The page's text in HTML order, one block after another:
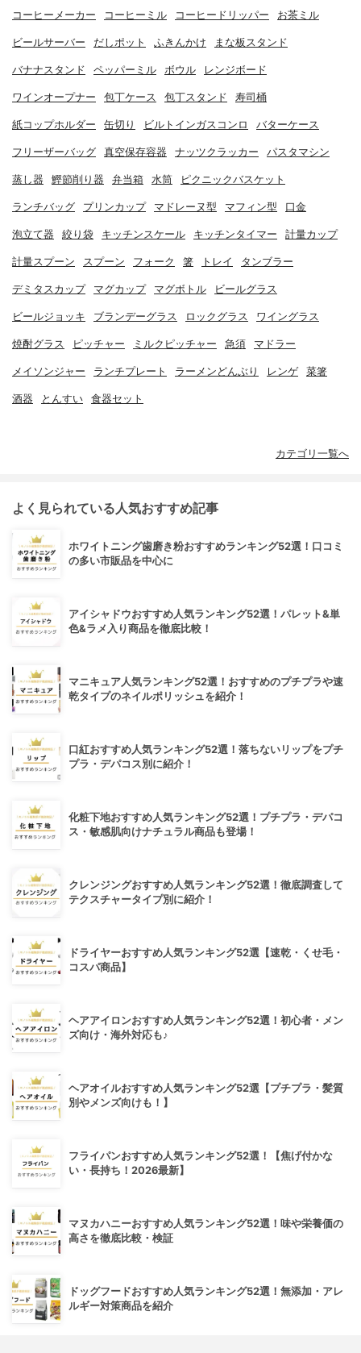
コーヒーメーカー コーヒーミル コーヒードリッパー お茶ミル
ビールサーバー だしポット ふきんかけ まな板スタンド
バナナスタンド ペッパーミル ボウル レンジボード
ワインオープナー 包丁ケース 包丁スタンド 寿司桶
紙コップホルダー 缶切り ビルトインガスコンロ バターケース
フリーザーバッグ 真空保存容器 ナッツクラッカー パスタマシン
蒸し器 鰹節削り器 弁当箱 水筒 ピクニックバスケット
ランチバッグ プリンカップ マドレーヌ型 マフィン型 口金
泡立て器 絞り袋 キッチンスケール キッチンタイマー 計量カップ
計量スプーン スプーン フォーク 箸 トレイ タンブラー
デミタスカップ マグカップ マグボトル ビールグラス
ビールジョッキ ブランデーグラス ロックグラス ワイングラス
焼酎グラス ピッチャー ミルクピッチャー 急須 マドラー
メイソンジャー ランチプレート ラーメンどんぶり レンゲ 菜箸
酒器 とんすい 食器セット
カテゴリ一覧へ
よく見られている人気おすすめ記事
ホワイトニング歯磨き粉おすすめランキング52選！口コミ
の多い市販品を中心に
アイシャドウおすすめ人気ランキング52選！パレット&単
色&ラメ入り商品を徹底比較！
マニキュア人気ランキング52選！おすすめのプチプラや速
乾タイプのネイルポリッシュを紹介！
口紅おすすめ人気ランキング52選！落ちないリップをプチ
プラ・デパコス別に紹介！
化粧下地おすすめ人気ランキング52選！プチプラ・デパコ
ス・敏感肌向けナチュラル商品も登場！
クレンジングおすすめ人気ランキング52選！徹底調査して
テクスチャータイプ別に紹介！
ドライヤーおすすめ人気ランキング52選【速乾・くせ毛・
コスパ商品】
ヘアアイロンおすすめ人気ランキング52選！初心者・メン
ズ向け・海外対応も♪
ヘアオイルおすすめ人気ランキング52選【プチプラ・髪質
別やメンズ向けも！】
フライパンおすすめ人気ランキング52選！【焦げ付かな
い・長持ち！2026最新】
マヌカハニーおすすめ人気ランキング52選！味や栄養価の
高さを徹底比較・検証
ドッグフードおすすめ人気ランキング52選！無添加・アレ
ルギー対策商品を紹介